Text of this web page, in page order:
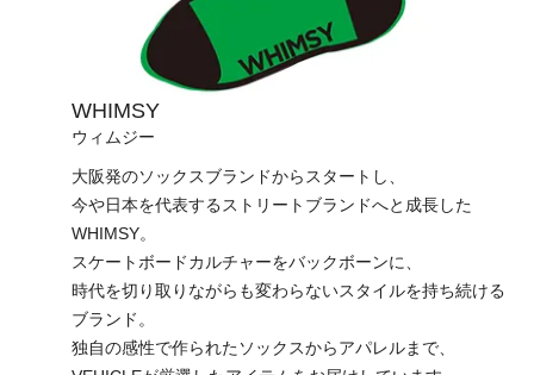
WHIMSY
ウィムジー
大阪発のソックスブランドからスタートし、
今や日本を代表するストリートブランドへと成長した
WHIMSY。
スケートボードカルチャーをバックボーンに、
時代を切り取りながらも変わらないスタイルを持ち続ける
ブランド。
独自の感性で作られたソックスからアパレルまで、